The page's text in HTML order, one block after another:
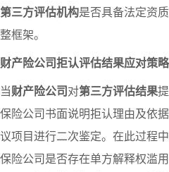
第三方评估机构是否具备法定资
整框架。
财产险公司拒认评估结果应对策略
当财产险公司对第三方评估结果
保险公司书面说明拒认理由及依
议项目进行二次鉴定。在此过程
保险公司是否存在单方解释权滥